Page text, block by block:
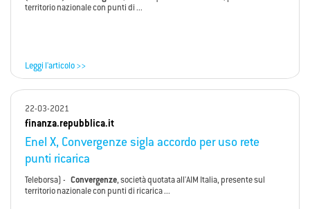
territorio nazionale con punti di ...
Leggi l'articolo >>
22-03-2021
finanza.repubblica.it
Enel X, Convergenze sigla accordo per uso rete
punti ricarica
Teleborsa) - Convergenze, società quotata all'AIM Italia, presente sul
territorio nazionale con punti di ricarica ...